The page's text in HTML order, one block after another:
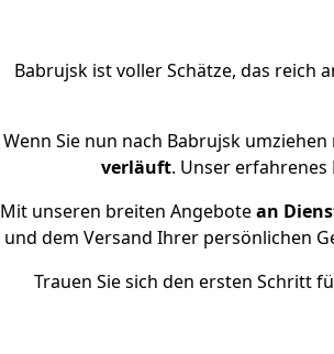
Babrujsk ist voller Schätze, das reich
Wenn Sie nun nach Babrujsk
verläuft. Unser
Mit unseren breiten Angebotean
und dem Versand Ihrer persönlichen
Trauen Sie sich den ersten Schritt